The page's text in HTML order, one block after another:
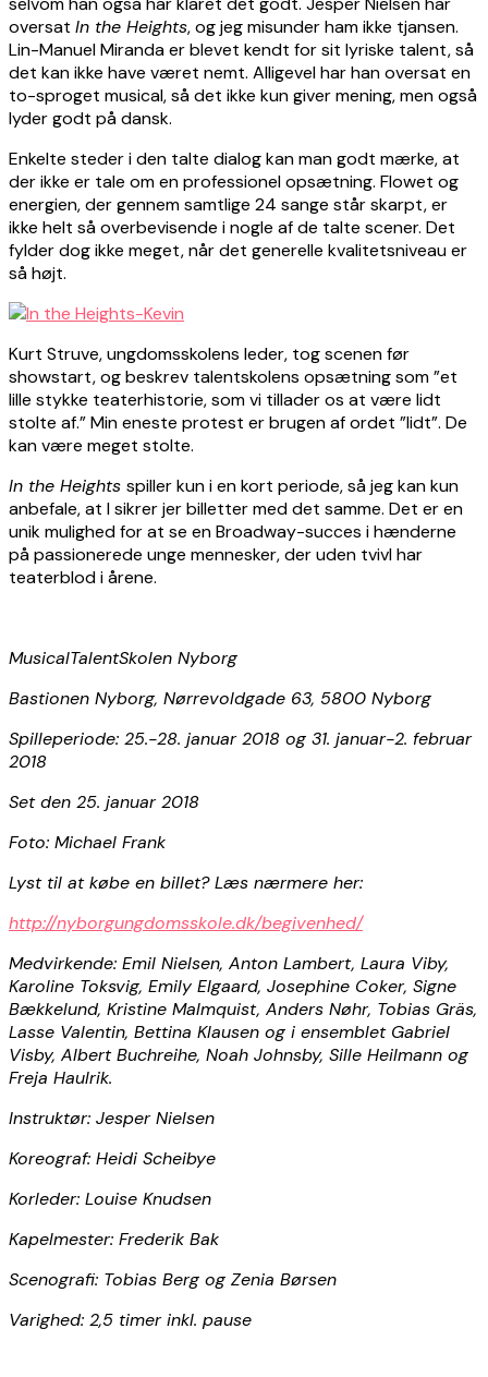
oversat In the Heights, og jeg misunder ham ikke tjansen.
Lin-Manuel Miranda er blevet kendt for sit lyriske talent, så
det kan ikke have været nemt. Alligevel har han oversat en
to-sproget musical, så det ikke kun giver mening, men også
lyder godt på dansk.
Enkelte steder i den talte dialog kan man godt mærke, at
der ikke er tale om en professionel opsætning. Flowet og
energien, der gennem samtlige 24 sange står skarpt, er
ikke helt så overbevisende i nogle af de talte scener. Det
fylder dog ikke meget, når det generelle kvalitetsniveau er
så højt.
Kurt Struve, ungdomsskolens leder, tog scenen før
showstart, og beskrev talentskolens opsætning som ”et
lille stykke teaterhistorie, som vi tillader os at være lidt
stolte af.” Min eneste protest er brugen af ordet ”lidt”. De
kan være meget stolte.
In the Heights spiller kun i en kort periode, så jeg kan kun
anbefale, at I sikrer jer billetter med det samme. Det er en
unik mulighed for at se en Broadway-succes i hænderne
på passionerede unge mennesker, der uden tvivl har
teaterblod i årene.
MusicalTalentSkolen Nyborg
Bastionen Nyborg, Nørrevoldgade 63, 5800 Nyborg
Spilleperiode: 25.-28. januar 2018 og 31. januar-2. februar
2018
Set den 25. januar 2018
Foto: Michael Frank
Lyst til at købe en billet? Læs nærmere her:
http://nyborgungdomsskole.dk/begivenhed/
Medvirkende: Emil Nielsen, Anton Lambert, Laura Viby,
Karoline Toksvig, Emily Elgaard, Josephine Coker, Signe
Bækkelund, Kristine Malmquist, Anders Nøhr, Tobias Gräs,
Lasse Valentin, Bettina Klausen og i ensemblet Gabriel
Visby, Albert Buchreihe, Noah Johnsby, Sille Heilmann og
Freja Haulrik.
Instruktør: Jesper Nielsen
Koreograf: Heidi Scheibye
Korleder: Louise Knudsen
Kapelmester: Frederik Bak
Scenografi: Tobias Berg og Zenia Børsen
Varighed: 2,5 timer inkl. pause